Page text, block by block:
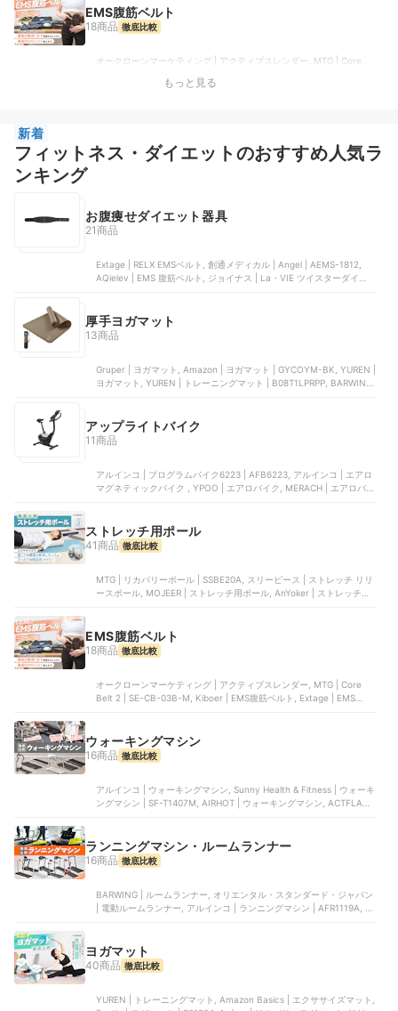
EMS腹筋ベルト
18商品 徹底比較
オークローンマーケティング | アクティブスレンダー, MTG | Core
BELT, ジョイナス | さらばジェルシート EMS腹筋ベルト | 3B-3552
もっと見る
新着
フィットネス・ダイエットのおすすめ人気ラ
ンキング
お腹痩せダイエット器具
21商品
Extage | RELX EMSベルト, 創通メディカル | Angel | AEMS-1812,
AQielev | EMS 腹筋ベルト, ジョイナス | La・VIE ツイスターダイエッ
厚手ヨガマット
13商品
Gruper | ヨガマット, Amazon | ヨガマット | GYCOYM-BK, YUREN |
ヨガマット, YUREN | トレーニングマット | ‎B08T1LPRPP, BARWING
アップライトバイク
11商品
アルインコ | プログラムバイク6223 | AFB6223, アルインコ | エアロ
マグネティックバイク , YPOO | エアロバイク, MERACH | エアロバイ
ストレッチ用ポール
41商品 徹底比較
MTG | リカバリーポール | SSBE20A, スリーピース | ストレッチ リリ
ースポール, MOJEER | ストレッチ用ポール, AnYoker | ストレッチ用
EMS腹筋ベルト
18商品 徹底比較
オークローンマーケティング | アクティブスレンダー, MTG | Core
Belt 2 | SE-CB-03B-M, Kiboer | EMS腹筋ベルト, Extage | EMS
ウォーキングマシン
16商品 徹底比較
アルインコ | ウォーキングマシン, Sunny Health & Fitness | ウォーキ
ングマシン | SF-T1407M, AIRHOT | ウォーキングマシン, ACTFLAME
ランニングマシン・ルームランナー
16商品 徹底比較
BARWING | ルームランナー, オリエンタル・スタンダード・ジャパン
| 電動ルームランナー, アルインコ | ランニングマシン | AFR1119A, オ
ヨガマット
40商品 徹底比較
YUREN | トレーニングマット, Amazon Basics | エクササイズマット,